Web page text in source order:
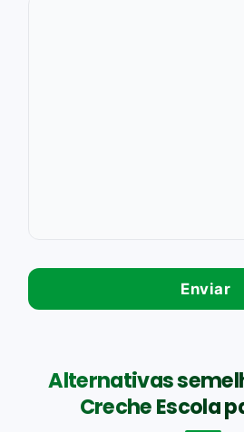
Alternativas
Creche Escola